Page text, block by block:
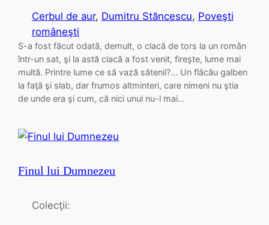
Cerbul de aur, Dumitru Stăncescu, Poveşti
româneşti
S-a fost făcut odată, demult, o clacă de tors la un român
într-un sat, şi la astă clacă a fost venit, fireşte, lume mai
multă. Printre lume ce să vază sătenii?… Un flăcău galben
la faţă şi slab, dar frumos altminteri, care nimeni nu ştia
de unde era şi cum, că nici unul nu-l mai…
Finul lui Dumnezeu
Colecţii: